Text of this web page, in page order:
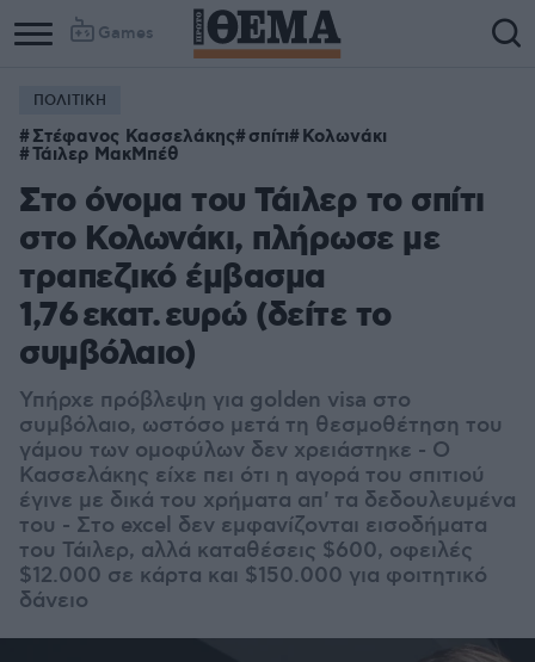
Games
ΠΟΛΙΤΙΚΗ
Στέφανος Κασσελάκης σπίτι Κολωνάκι
Τάιλερ ΜακΜπέθ
Στο όνομα του Τάιλερ το σπίτι
στο Κολωνάκι, πλήρωσε με
τραπεζικό έμβασμα
1,76 εκατ. ευρώ (δείτε το
συμβόλαιο)
Υπήρχε πρόβλεψη για golden visa στο
συμβόλαιο, ωστόσο μετά τη θεσμοθέτηση του
γάμου των ομοφύλων δεν χρειάστηκε - Ο
Κασσελάκης είχε πει ότι η αγορά του σπιτιού
έγινε με δικά του χρήματα απ' τα δεδουλευμένα
του - Στο excel δεν εμφανίζονται εισοδήματα
του Τάιλερ, αλλά καταθέσεις $600, οφειλές
$12.000 σε κάρτα και $150.000 για φοιτητικό
δάνειο